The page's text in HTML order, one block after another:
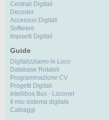
Centrali Digitali
Decoder
Accessori Digitali
Software
Impianti Digitali
Guide
Digitalizziamo le Loco
Database Rotabili
Programmazione CV
Progetti Digitali
Intellibox Bus - Loconet
Il mio sistema digitale
Cablaggi